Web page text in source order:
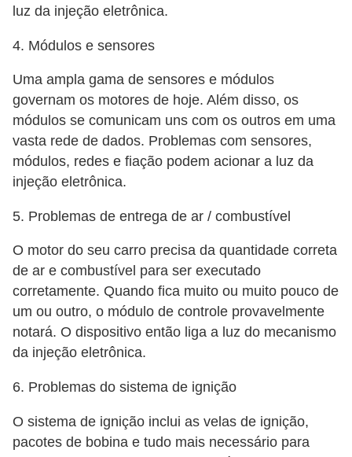
luz da injeção eletrônica.
4. Módulos e sensores
Uma ampla gama de sensores e módulos
governam os motores de hoje. Além disso, os
módulos se comunicam uns com os outros em uma
vasta rede de dados. Problemas com sensores,
módulos, redes e fiação podem acionar a luz da
injeção eletrônica.
5. Problemas de entrega de ar / combustível
O motor do seu carro precisa da quantidade correta
de ar e combustível para ser executado
corretamente. Quando fica muito ou muito pouco de
um ou outro, o módulo de controle provavelmente
notará. O dispositivo então liga a luz do mecanismo
da injeção eletrônica.
6. Problemas do sistema de ignição
O sistema de ignição inclui as velas de ignição,
pacotes de bobina e tudo mais necessário para
í
l
o
s
e
l
t
r
i
c
o
s
h
í
b